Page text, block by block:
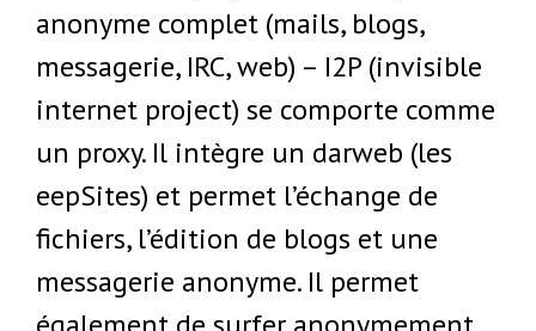
anonyme complet (mails, blogs,
messagerie, IRC, web) – I2P (invisible
internet project) se comporte comme
un proxy. Il intègre un darweb (les
eepSites) et permet l’échange de
fichiers, l’édition de blogs et une
messagerie anonyme. Il permet